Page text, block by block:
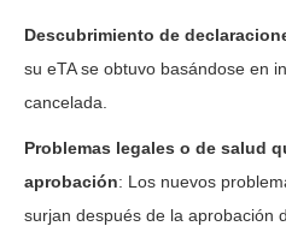
Descubrimiento de
su eTA se obtuvo basándose en
cancelada.
Problemas legales o de salud
aprobación: Los nuevos
surjan después de la aprobación